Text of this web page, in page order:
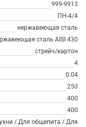
999-9913
ПН-4/4
нержавеющая сталь
сталь AISI 430
стрейч/картон
4
0.04
250
400
400
/ Для общепита / Для